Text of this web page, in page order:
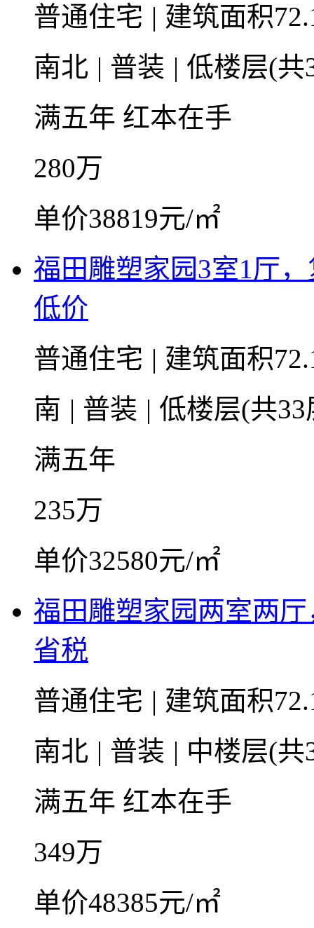
普通住宅 | 建筑面积
南北 | 普装 | 低楼层(
满五年 红本在手
280万
单价38819元/㎡
福田雕塑家园3室1厅
低价
普通住宅 | 建筑面积
南 | 普装 | 低楼层(共
满五年
235万
单价32580元/㎡
福田雕塑家园两室两
省税
普通住宅 | 建筑面积
南北 | 普装 | 中楼层(
满五年 红本在手
349万
单价48385元/㎡